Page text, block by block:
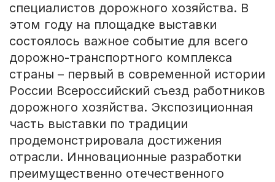
специалистов дорожного хозяйства. В
этом году на площадке выставки
состоялось важное событие для всего
дорожно-транспортного комплекса
страны – первый в современной истории
России Всероссийский съезд работников
дорожного хозяйства. Экспозиционная
часть выставки по традиции
продемонстрировала достижения
отрасли. Инновационные разработки
преимущественно отечественного